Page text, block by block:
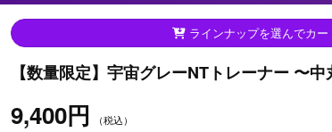
ラインナップを選んでカー
【数量限定】宇宙グレーNTトレーナー 〜
9,400円 （税込）